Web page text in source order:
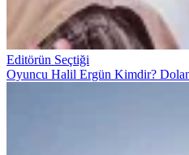
Editörün Seçtiği
Oyuncu Halil Ergün Kimdir?